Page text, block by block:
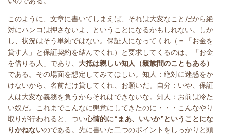
このように、文章に書いてしまえば、それは大変なことだから絶
対にハンコは押さないよ、ということになるかもしれない。しか
し、状況はそう単純ではない。保証人になってくれ（＝「お金を
貸す人」と保証契約を結んでくれ）と要求してくるのは、「お金
を借りる人」であり、 大抵は親しい知人（親族間のこともある）
である。その場面を想定してみてほしい。知人：絶対に迷惑をか
けないから、名前だけ貸してくれ、お願いだ。自分：いや、保証
人は大変な義務を負うからそれはできないな。知人：お前は冷た
い奴だ。これまでこんなに懇意にしてきたのに・・・こんなやり
取りが行われると、つい心情的に“まあ、いいか”ということにな
りかねないのである。先に書いた二つのポイントをしっかりと頭